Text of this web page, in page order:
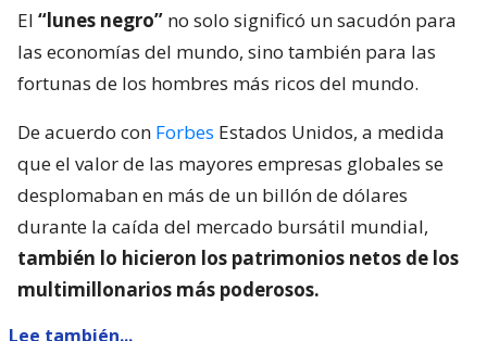
El “lunes negro” no solo significó un sacudón para
las economías del mundo, sino también para las
fortunas de los hombres más ricos del mundo.
De acuerdo con Forbes Estados Unidos, a medida
que el valor de las mayores empresas globales se
desplomaban en más de un billón de dólares
durante la caída del mercado bursátil mundial,
también lo hicieron los patrimonios netos de los
multimillonarios más poderosos.
Lee también...